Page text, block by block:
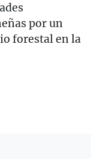
por un
forestal en la